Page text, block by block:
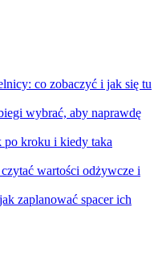
co zobaczyć i jak się tu
wybrać, aby naprawdę
kroku i kiedy taka
wartości odżywcze i
zaplanować spacer ich